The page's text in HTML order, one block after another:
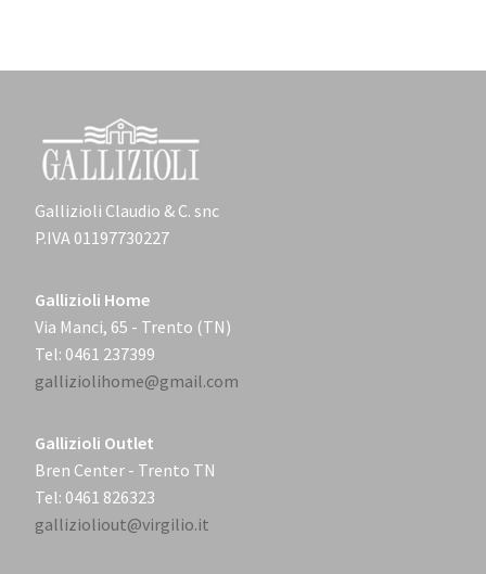
Gallizioli Claudio & C. snc
P.IVA 01197730227
Gallizioli Home
Via Manci, 65 - Trento (TN)
Tel: 0461 237399
galliziolihome@gmail.com
Gallizioli Outlet
Bren Center - Trento TN
Tel: 0461 826323
gallizioliout@virgilio.it